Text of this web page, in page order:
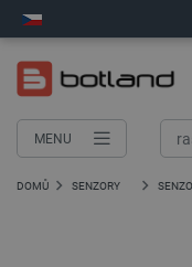
MENU
DOMŮ SENZORY